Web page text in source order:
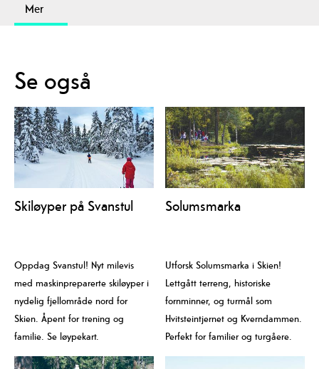
Mer
Se også
Skiløyper på Svanstul
Oppdag Svanstul! Nyt milevis
med maskinpreparerte skiløyper i
nydelig fjellområde nord for
Skien. Åpent for trening og
familie. Se løypekart.
Solumsmarka
Utforsk Solumsmarka i Skien!
Lettgått terreng, historiske
fornminner, og turmål som
Hvitsteintjernet og Kverndammen.
Perfekt for familier og turgåere.